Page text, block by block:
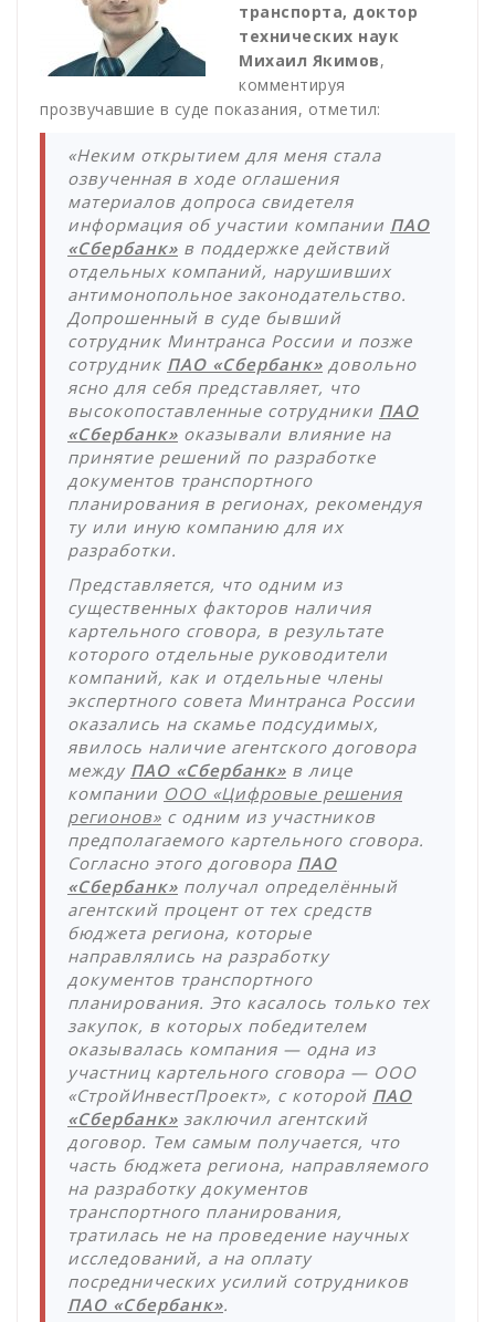
транспорта, доктор
технических наук
Михаил Якимов,
комментируя
прозвучавшие в суде показания, отметил:
«Неким открытием для меня стала
озвученная в ходе оглашения
материалов допроса свидетеля
информация об участии компании ПАО
«Сбербанк» в поддержке действий
отдельных компаний, нарушивших
антимонопольное законодательство.
Допрошенный в суде бывший
сотрудник Минтранса России и позже
сотрудник ПАО «Сбербанк» довольно
ясно для себя представляет, что
высокопоставленные сотрудники ПАО
«Сбербанк» оказывали влияние на
принятие решений по разработке
документов транспортного
планирования в регионах, рекомендуя
ту или иную компанию для их
разработки.
Представляется, что одним из
существенных факторов наличия
картельного сговора, в результате
которого отдельные руководители
компаний, как и отдельные члены
экспертного совета Минтранса России
оказались на скамье подсудимых,
явилось наличие агентского договора
между ПАО «Сбербанк» в лице
компании ООО «Цифровые решения
регионов» с одним из участников
предполагаемого картельного сговора.
Согласно этого договора ПАО
«Сбербанк» получал определённый
агентский процент от тех средств
бюджета региона, которые
направлялись на разработку
документов транспортного
планирования. Это касалось только тех
закупок, в которых победителем
оказывалась компания — одна из
участниц картельного сговора — ООО
«СтройИнвестПроект», с которой ПАО
«Сбербанк» заключил агентский
договор. Тем самым получается, что
часть бюджета региона, направляемого
на разработку документов
транспортного планирования,
тратилась не на проведение научных
исследований, а на оплату
посреднических усилий сотрудников
ПАО «Сбербанк».